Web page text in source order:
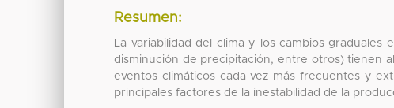
Resumen:
La variabilidad del clima y los cambios
disminución de precipitación, entre otros) tienen
eventos climáticos cada vez más frecuentes y
principales factores de la inestabilidad de la